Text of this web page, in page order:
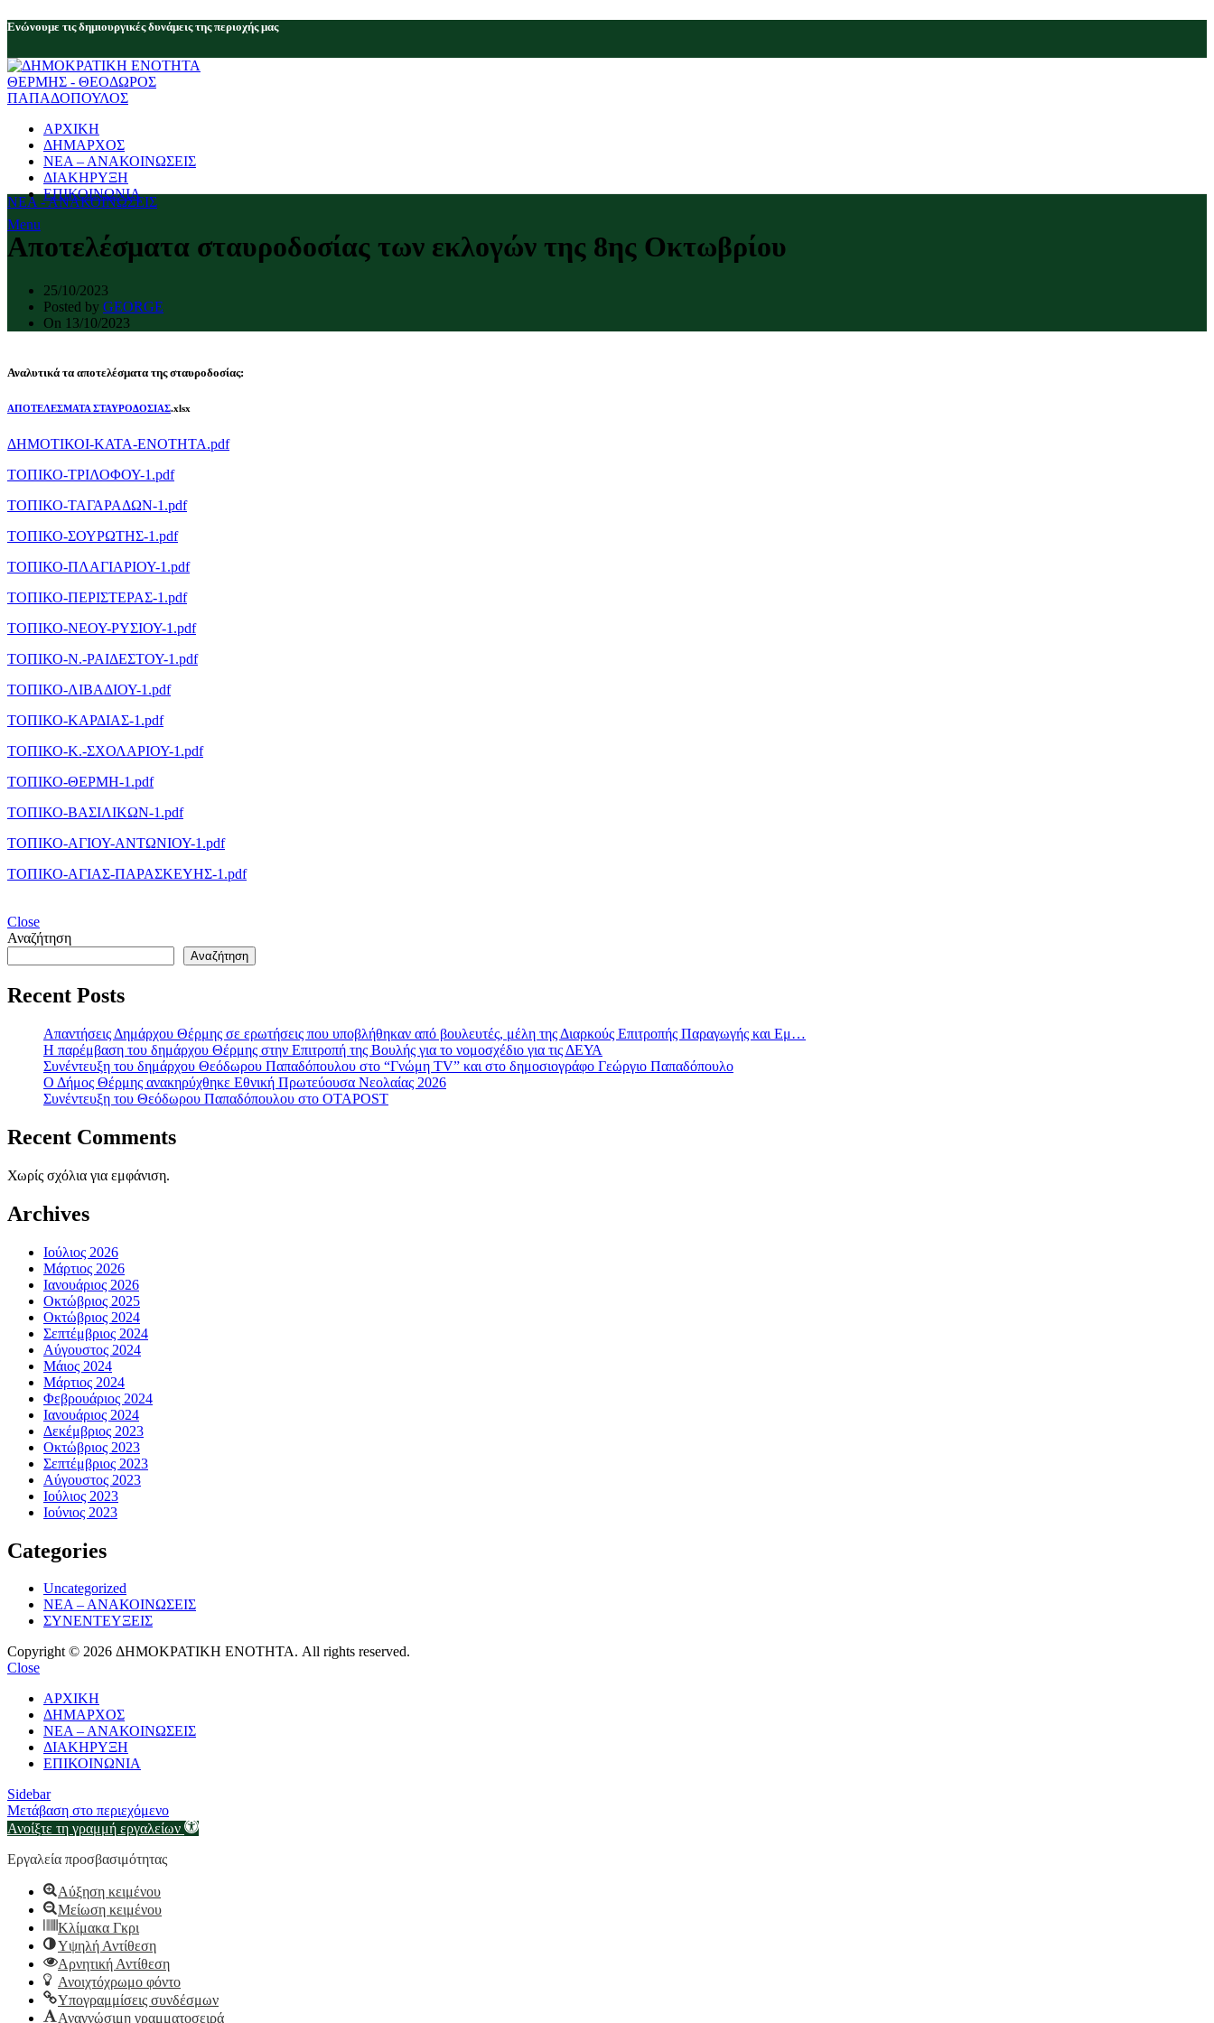
Eνώνουμε τις δημιουργικές δυνάμεις της περιοχής μας
ΑΡΧΙΚΗ
ΔΗΜΑΡΧΟΣ
ΝΕΑ – ΑΝΑΚΟΙΝΩΣΕΙΣ
ΔΙΑΚΗΡΥΞΗ
ΕΠΙΚΟΙΝΩΝΙΑ
Menu
ΝΕΑ - ΑΝΑΚΟΙΝΩΣΕΙΣ
Αποτελέσματα σταυροδοσίας των εκλογών της 8ης Οκτωβρίου
25/10/2023
Posted by GEORGE
On 13/10/2023
Αναλυτικά τα αποτελέσματα της σταυροδοσίας:
ΑΠΟΤΕΛΕΣΜΑΤΑ ΣΤΑΥΡΟΔΟΣΙΑΣ.xlsx
ΔΗΜΟΤΙΚΟΙ-ΚΑΤΑ-ΕΝΟΤΗΤΑ.pdf
ΤΟΠΙΚΟ-ΤΡΙΛΟΦΟΥ-1.pdf
ΤΟΠΙΚΟ-ΤΑΓΑΡΑΔΩΝ-1.pdf
ΤΟΠΙΚΟ-ΣΟΥΡΩΤΗΣ-1.pdf
ΤΟΠΙΚΟ-ΠΛΑΓΙΑΡΙΟΥ-1.pdf
ΤΟΠΙΚΟ-ΠΕΡΙΣΤΕΡΑΣ-1.pdf
ΤΟΠΙΚΟ-ΝΕΟΥ-ΡΥΣΙΟΥ-1.pdf
ΤΟΠΙΚΟ-Ν.-ΡΑΙΔΕΣΤΟΥ-1.pdf
ΤΟΠΙΚΟ-ΛΙΒΑΔΙΟΥ-1.pdf
ΤΟΠΙΚΟ-ΚΑΡΔΙΑΣ-1.pdf
ΤΟΠΙΚΟ-Κ.-ΣΧΟΛΑΡΙΟΥ-1.pdf
ΤΟΠΙΚΟ-ΘΕΡΜΗ-1.pdf
ΤΟΠΙΚΟ-ΒΑΣΙΛΙΚΩΝ-1.pdf
ΤΟΠΙΚΟ-ΑΓΙΟΥ-ΑΝΤΩΝΙΟΥ-1.pdf
ΤΟΠΙΚΟ-ΑΓΙΑΣ-ΠΑΡΑΣΚΕΥΗΣ-1.pdf
Close
Αναζήτηση
Αναζήτηση
Recent Posts
Απαντήσεις Δημάρχου Θέρμης σε ερωτήσεις που υποβλήθηκαν από βουλευτές, μέλη της Διαρκούς Επιτροπής Παραγωγής και Εμ…
Η παρέμβαση του δημάρχου Θέρμης στην Επιτροπή της Βουλής για το νομοσχέδιο για τις ΔΕΥΑ
Συνέντευξη του δημάρχου Θεόδωρου Παπαδόπουλου στο “Γνώμη TV” και στο δημοσιογράφο Γεώργιο Παπαδόπουλο
Ο Δήμος Θέρμης ανακηρύχθηκε Εθνική Πρωτεύουσα Νεολαίας 2026
Συνέντευξη του Θεόδωρου Παπαδόπουλου στο ΟΤΑPOST
Recent Comments
Χωρίς σχόλια για εμφάνιση.
Archives
Ιούλιος 2026
Μάρτιος 2026
Ιανουάριος 2026
Οκτώβριος 2025
Οκτώβριος 2024
Σεπτέμβριος 2024
Αύγουστος 2024
Μάιος 2024
Μάρτιος 2024
Φεβρουάριος 2024
Ιανουάριος 2024
Δεκέμβριος 2023
Οκτώβριος 2023
Σεπτέμβριος 2023
Αύγουστος 2023
Ιούλιος 2023
Ιούνιος 2023
Categories
Uncategorized
ΝΕΑ – ΑΝΑΚΟΙΝΩΣΕΙΣ
ΣΥΝΕΝΤΕΥΞΕΙΣ
Copyright © 2026 ΔΗΜΟΚΡΑΤΙΚΗ ΕΝΟΤΗΤΑ. All rights reserved.
Close
ΑΡΧΙΚΗ
ΔΗΜΑΡΧΟΣ
ΝΕΑ – ΑΝΑΚΟΙΝΩΣΕΙΣ
ΔΙΑΚΗΡΥΞΗ
ΕΠΙΚΟΙΝΩΝΙΑ
Sidebar
Μετάβαση στο περιεχόμενο
Ανοίξτε τη γραμμή εργαλείων
Εργαλεία προσβασιμότητας
Αύξηση κειμένου
Μείωση κειμένου
Κλίμακα Γκρι
Υψηλή Αντίθεση
Αρνητική Αντίθεση
Ανοιχτόχρωμο φόντο
Υπογραμμίσεις συνδέσμων
Αναγνώσιμη γραμματοσειρά